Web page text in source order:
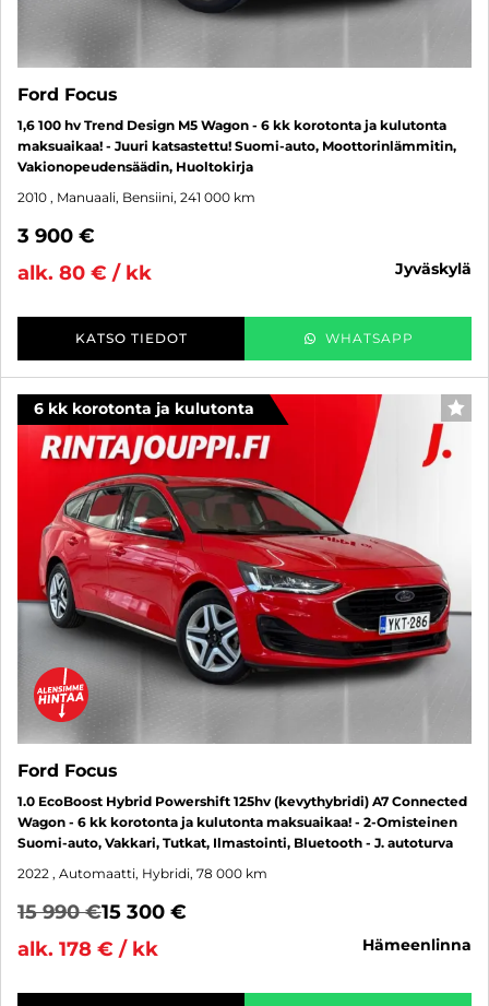
Ford Focus
1,6 100 hv Trend Design M5 Wagon - 6 kk korotonta ja kulutonta
maksuaikaa! - Juuri katsastettu! Suomi-auto, Moottorinlämmitin,
Vakionopeudensäädin, Huoltokirja
2010 , Manuaali, Bensiini, 241 000 km
3 900 €
alk. 80 € / kk
jyväskylä
KATSO TIEDOT WHATSAPP
6 kk korotonta ja kulutonta
Ford Focus
1.0 EcoBoost Hybrid Powershift 125hv (kevythybridi) A7 Connected
Wagon - 6 kk korotonta ja kulutonta maksuaikaa! - 2-Omisteinen
Suomi-auto, Vakkari, Tutkat, Ilmastointi, Bluetooth - J. autoturva
2022 , Automaatti, Hybridi, 78 000 km
15 990 €15 300 €
alk. 178 € / kk
hämeenlinna